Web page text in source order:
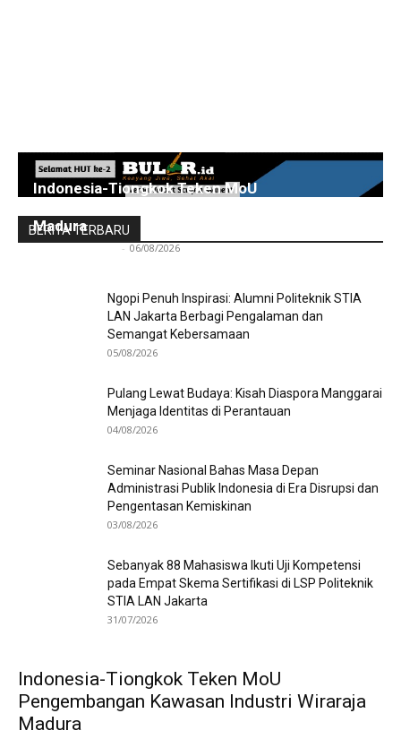
BERITA TERBARU
Indonesia-Tiongkok Teken MoU
Madura
Redaksi Bulir.id - 06/08/2026
Ngopi Penuh Inspirasi: Alumni Politeknik STIA
LAN Jakarta Berbagi Pengalaman dan
Semangat Kebersamaan
05/08/2026
Pulang Lewat Budaya: Kisah Diaspora Manggarai
Menjaga Identitas di Perantauan
04/08/2026
Seminar Nasional Bahas Masa Depan
Administrasi Publik Indonesia di Era Disrupsi dan
Pengentasan Kemiskinan
03/08/2026
Sebanyak 88 Mahasiswa Ikuti Uji Kompetensi
pada Empat Skema Sertifikasi di LSP Politeknik
STIA LAN Jakarta
31/07/2026
Indonesia-Tiongkok Teken MoU
Pengembangan Kawasan Industri Wiraraja
Madura